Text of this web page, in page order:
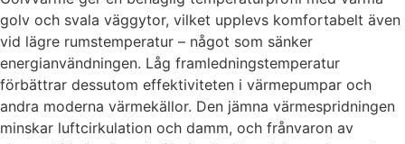
golv och svala väggytor, vilket upplevs komfortabelt även
vid lägre rumstemperatur – något som sänker
energianvändningen. Låg framledningstemperatur
förbättrar dessutom effektiviteten i värmepumpar och
andra moderna värmekällor. Den jämna värmespridningen
minskar luftcirkulation och damm, och frånvaron av